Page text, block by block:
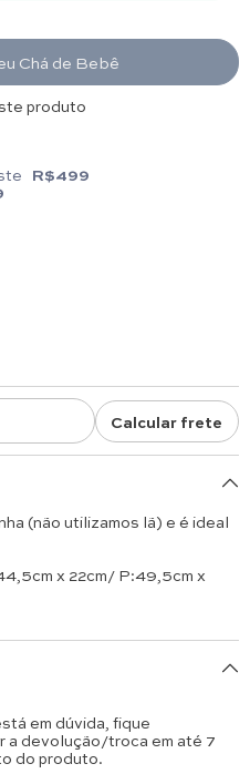
Chá de Bebê
produto
R$499
Calcular frete
(não utilizamos lã) e é ideal
x 22cm/ P:49,5cm x
em dúvida, fique
a devolução/troca em até 7
do produto.